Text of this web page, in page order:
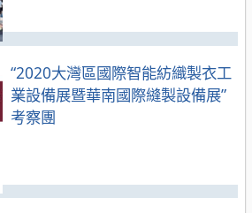
“2020大灣區國際智能紡織製衣工
業設備展暨華南國際縫製設備展”
考察團